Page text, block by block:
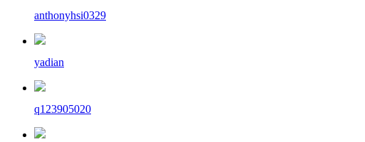
anthonyhsi0329
yadian
q123905020